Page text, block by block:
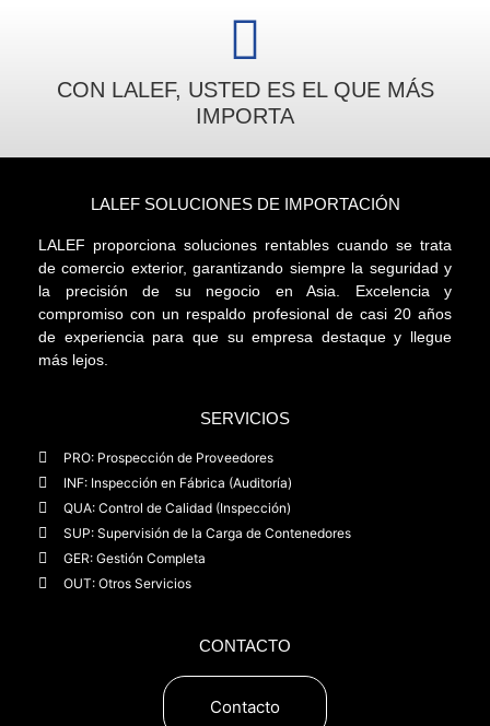
CON LALEF, USTED ES EL QUE MÁS
IMPORTA
LALEF SOLUCIONES DE IMPORTACIÓN
LALEF proporciona soluciones rentables cuando se trata
de comercio exterior, garantizando siempre la seguridad y
la precisión de su negocio en Asia. Excelencia y
compromiso con un respaldo profesional de casi 20 años
de experiencia para que su empresa destaque y llegue
más lejos.
SERVICIOS
PRO: Prospección de Proveedores
INF: Inspección en Fábrica (Auditoría)
QUA: Control de Calidad (Inspección)
SUP: Supervisión de la Carga de Contenedores
GER: Gestión Completa
OUT: Otros Servicios
CONTACTO
Contacto